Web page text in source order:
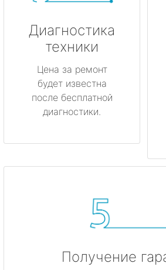
Диагностика
техники
Цена за ремонт
будет известна
после бесплатной
диагностики.
Получение